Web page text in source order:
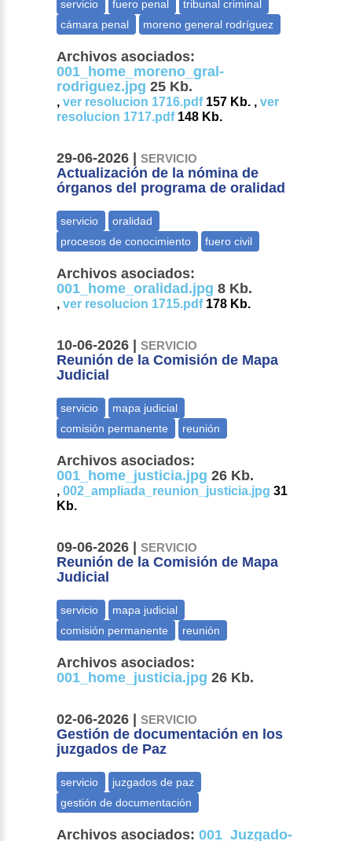
Archivos asociados:
001_home_moreno_gral-
rodriguez.jpg 25 Kb.
,ver resolucion 1716.pdf157 Kb. ,ver
resolucion 1717.pdf148 Kb.
29-06-2026 |SERVICIO
Actualización de la nómina de
órganos del programa de oralidad
Archivos asociados:
001_home_oralidad.jpg 8 Kb.
,ver resolucion 1715.pdf178 Kb.
10-06-2026 |SERVICIO
Reunión de la Comisión de Mapa
Judicial
Archivos asociados:
001_home_justicia.jpg 26 Kb.
,002_ampliada_reunion_justicia.jpg 31
Kb.
09-06-2026 |SERVICIO
Reunión de la Comisión de Mapa
Judicial
Archivos asociados:
001_home_justicia.jpg 26 Kb.
02-06-2026 |SERVICIO
Gestión de documentación en los
juzgados de Paz
Archivos asociados: 001_Juzgado-